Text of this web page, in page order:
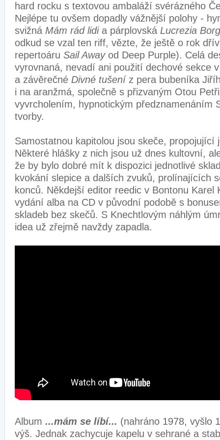
hard rocku s textovou ambaláží svérázného
Nejlépe tu ovšem dopadly vážnější polohy -
svižná Mám rád lidia párplovská Lucrezia
odkud se vzal ten riff, vězte, že ještě o rok
repertoáru Sail Awayod Deep Purple). Celá
vyrovnaná, nevadí ani použití dechové sekce
a závěrečné Divné tušeníz pera bubeníka
i na aranžmá, společně s přizvaným Otou
vyvrcholením, hypnotickým předznamenáním
tvorby.
Samostatnou kapitolou jsou skeče, propojující
Některé hlášky z nich jsou už dnes kultovní,
že by bylo dobré mít k dispozici jednotlivé
kvokání slepice a dalších zvuků, prolínajících
konců. Někdejší editor reedic v Bontonu Karel
vydání alba na CD v původní podobě s
skladeb bez skečů. S Knechtlovým náhlým
idea už zřejmě navždy zapadla.
Album ...mám se líbí... (nahráno 1978, vyšlo
výš. Jednak zachycuje kapelu v sehrané a